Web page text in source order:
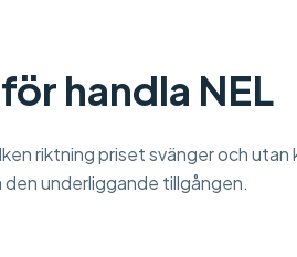
handla NEL
riktning priset svänger och
den underliggande tillgången.